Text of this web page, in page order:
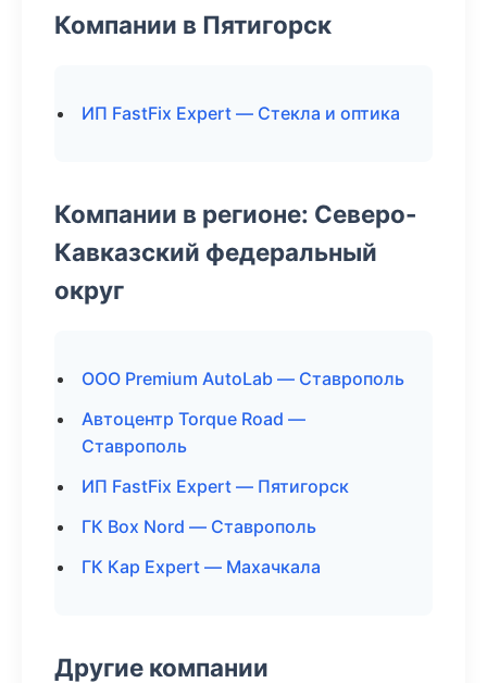
Компании в Пятигорск
ИП FastFix Expert — Стекла и оптика
Компании в регионе: Северо-
Кавказский федеральный
округ
ООО Premium AutoLab — Ставрополь
Автоцентр Torque Road —
Ставрополь
ИП FastFix Expert — Пятигорск
ГК Box Nord — Ставрополь
ГК Кар Expert — Махачкала
Другие компании